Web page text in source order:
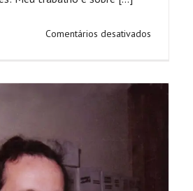
Comentários desativados
Neto